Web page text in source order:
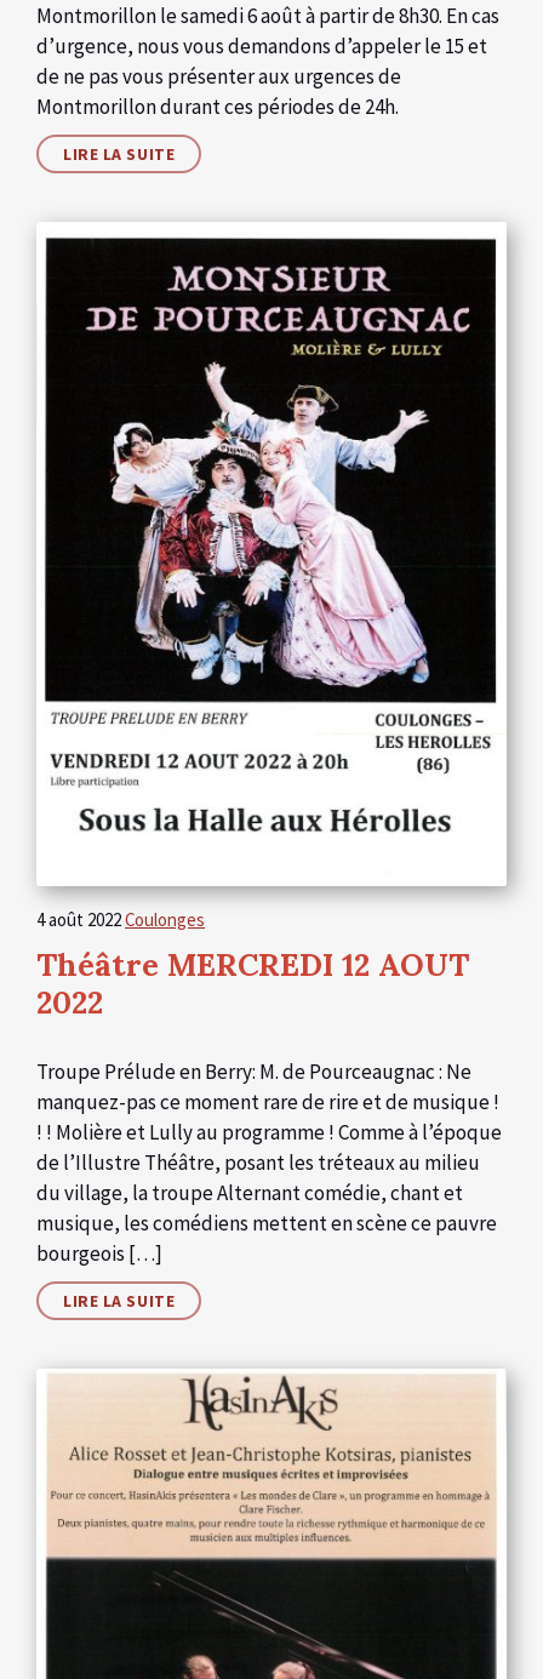
Montmorillon le samedi 6 août à partir de 8h30. En cas
d’urgence, nous vous demandons d’appeler le 15 et
de ne pas vous présenter aux urgences de
Montmorillon durant ces périodes de 24h.
LIRE LA SUITE
4 août 2022Coulonges
Théâtre MERCREDI 12 AOUT
2022
Troupe Prélude en Berry: M. de Pourceaugnac : Ne
manquez-pas ce moment rare de rire et de musique !
! ! Molière et Lully au programme ! Comme à l’époque
de l’Illustre Théâtre, posant les tréteaux au milieu
du village, la troupe Alternant comédie, chant et
musique, les comédiens mettent en scène ce pauvre
bourgeois […]
LIRE LA SUITE